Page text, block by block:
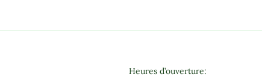
Heures d’ouverture: